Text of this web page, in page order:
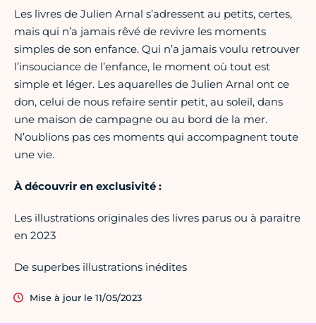
Les livres de Julien Arnal s’adressent au petits, certes,
mais qui n’a jamais rêvé de revivre les moments
simples de son enfance. Qui n’a jamais voulu retrouver
l’insouciance de l’enfance, le moment où tout est
simple et léger. Les aquarelles de Julien Arnal ont ce
don, celui de nous refaire sentir petit, au soleil, dans
une maison de campagne ou au bord de la mer.
N’oublions pas ces moments qui accompagnent toute
une vie.
À découvrir en exclusivité :
Les illustrations originales des livres parus ou à paraitre
en 2023
De superbes illustrations inédites
Mise à jour le 11/05/2023